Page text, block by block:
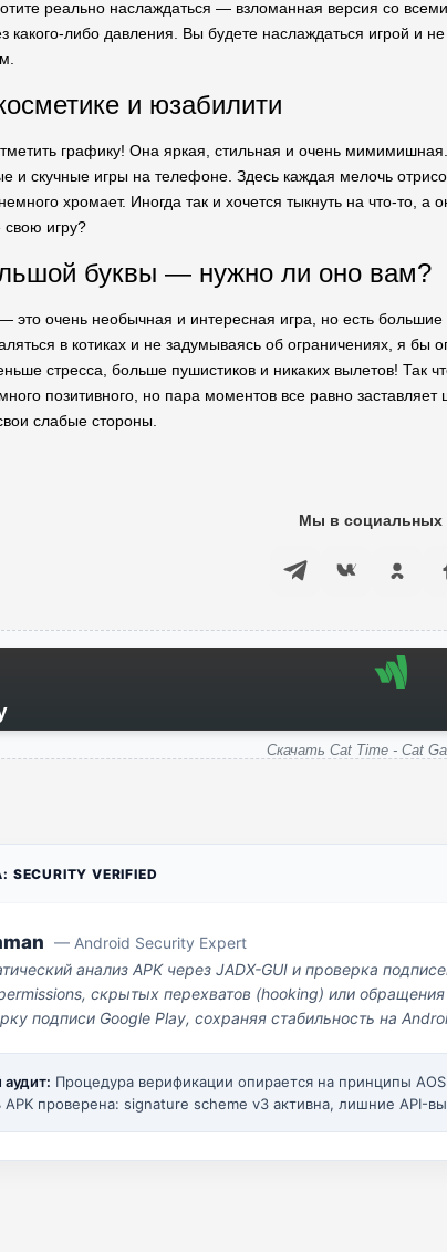
реально наслаждаться — взломанная версия со
какого-либо давления. Вы будете наслаждаться игрой и
и юзабилити
графику! Она яркая, стильная и очень
и скучные игры на телефоне. Здесь каждая мелочь
хромает. Иногда так и хочется тыкнуть на что-то, а
свою игру?
буквы — нужно ли оно вам?
это очень необычная и интересная игра, но есть
в котиках и не задумываясь об ограничениях, я бы
стресса, больше пушистиков и никаких вылетов! Так
позитивного, но пара моментов все равно
слабые стороны.
Мы в социальных
Скачать Cat Time - Cat
VERIFIED
— Android Security Expert
анализ APK через JADX-GUI и проверка
скрытых перехватов (hooking) или
подписи Google Play, сохраняя стабильность на
аудит: Процедура верификации опирается на принципы
APK проверена: signature scheme v3 активна, лишние API-